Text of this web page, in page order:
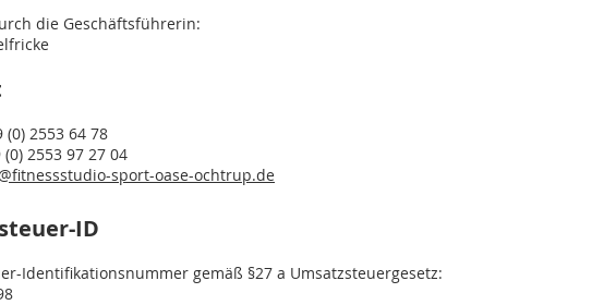
die Geschäftsführerin:
(0) 2553 64 78
2553 97 27 04
sport-oase-ochtrup.de
ID
Identifikationsnummer gemäß §27 a Umsatzsteuergesetz: